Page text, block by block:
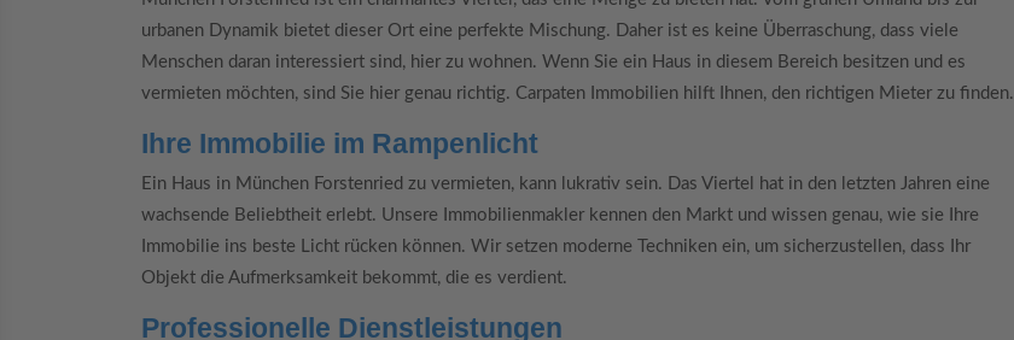
urbanen Dynamik bietet dieser Ort eine perfekte Mischung. Daher ist es keine Überraschung, dass viele
Menschen daran interessiert sind, hier zu wohnen. Wenn Sie ein Haus in diesem Bereich besitzen und es
vermieten möchten, sind Sie hier genau richtig. Carpaten Immobilien hilft Ihnen, den richtigen Mieter zu finden.
Ihre Immobilie im Rampenlicht
Ein Haus in München Forstenried zu vermieten, kann lukrativ sein. Das Viertel hat in den letzten Jahren eine
wachsende Beliebtheit erlebt. Unsere Immobilienmakler kennen den Markt und wissen genau, wie sie Ihre
Immobilie ins beste Licht rücken können. Wir setzen moderne Techniken ein, um sicherzustellen, dass Ihr
Objekt die Aufmerksamkeit bekommt, die es verdient.
Professionelle Dienstleistungen